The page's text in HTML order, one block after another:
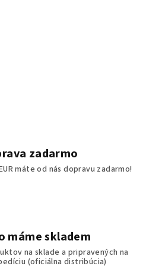
zadarmo
máte od nás dopravu zadarmo!
máme skladem
na sklade a pripravených na
(oficiálna distribúcia)